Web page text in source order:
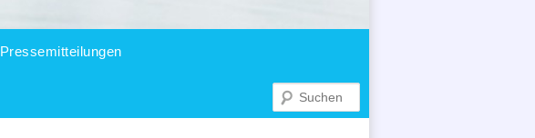
Pressemitteilungen